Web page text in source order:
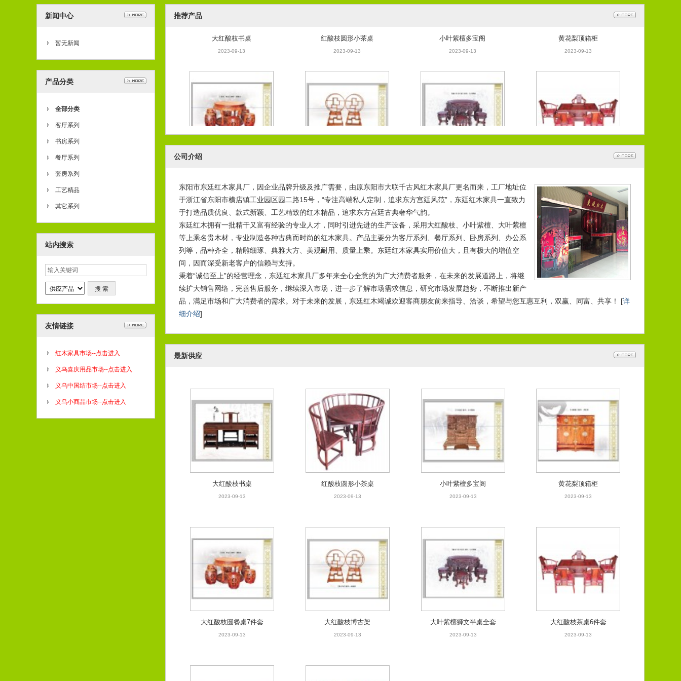
新闻中心
暂无新闻
产品分类
全部分类
客厅系列
书房系列
餐厅系列
套房系列
工艺精品
其它系列
站内搜索
友情链接
红木家具市场--点击进入
义乌喜庆用品市场--点击进入
义乌中国结市场--点击进入
义乌小商品市场--点击进入
推荐产品
2023-09-13 2023-09-13 2023-09-13 2023-09-13
大红酸枝圆餐桌7件套
大红酸枝书桌
2023-09-13
红酸枝圆形小茶桌
2023-09-13
小叶紫檀多宝阁
2023-09-13
黄花梨顶箱柜
2023-09-13
大红酸枝圆餐桌7件套
2023-09-13
大红酸枝博古架
2023-09-13
大叶紫檀狮文半桌全套
2023-09-13 2023-09-13
大红酸枝四门柜 大红酸枝沙发十件套
公司介绍
东阳市东廷红木家具厂，因企业品牌升级及推广需要，由原东阳市大联千古风红木家具厂更名而来，工厂地址位
于浙江省东阳市横店镇工业园区园二路15号，“专注高端私人定制，追求东方宫廷风范”，东廷红木家具一直致力
于打造品质优良、款式新颖、工艺精致的红木精品，追求东方宫廷古典奢华气韵。
东廷红木拥有一批精干又富有经验的专业人才，同时引进先进的生产设备，采用大红酸枝、小叶紫檀、大叶紫檀
等上乘名贵木材，专业制造各种古典而时尚的红木家具。产品主要分为客厅系列、餐厅系列、卧房系列、办公系
列等，品种齐全，精雕细琢、典雅大方、美观耐用、质量上乘。东廷红木家具实用价值大，且有极大的增值空
间，因而深受新老客户的信赖与支持。
秉着“诚信至上”的经营理念，东廷红木家具厂多年来全心全意的为广大消费者服务，在未来的发展道路上，将继
续扩大销售网络，完善售后服务，继续深入市场，进一步了解市场需求信息，研究市场发展趋势，不断推出新产
品，满足市场和广大消费者的需求。对于未来的发展，东廷红木竭诚欢迎客商朋友前来指导、洽谈，希望与您互惠互利，双赢、同富、共享！ [详
细介绍]
最新供应
大红酸枝书桌
2023-09-13
红酸枝圆形小茶桌
2023-09-13
小叶紫檀多宝阁
2023-09-13
黄花梨顶箱柜
2023-09-13
大红酸枝圆餐桌7件套
2023-09-13
大红酸枝博古架
2023-09-13
大叶紫檀狮文半桌全套
2023-09-13
大红酸枝茶桌6件套
2023-09-13